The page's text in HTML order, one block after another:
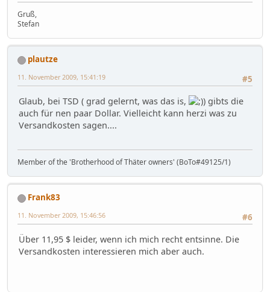
Gruß,
Stefan
plautze
#5
11. November 2009, 15:41:19
Glaub, bei TSD ( grad gelernt, was das is,
) gibts die
auch für nen paar Dollar. Vielleicht kann herzi was zu
Versandkosten sagen....
Member of the 'Brotherhood of Thäter owners' (BoTo#49125/1)
Frank83
#6
11. November 2009, 15:46:56
Über 11,95 $ leider, wenn ich mich recht entsinne. Die
Versandkosten interessieren mich aber auch.